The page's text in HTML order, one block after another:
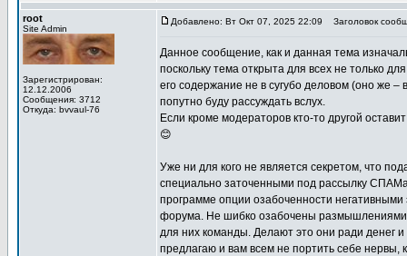
root
Site Admin
Зарегистрирован:
12.12.2006
Сообщения: 3712
Откуда: bvvaul-76
Добавлено: Вт Окт 07, 2025 22:09 Заголовок
Данное сообщение, как и данная тема
поскольку тема открыта для всех не только
его содержание не в сугубо деловом (оно же –
попутно буду рассуждать вслух.
Если кроме модераторов кто-то другой
😊
Уже ни для кого не является секретом, что
специально заточенными под рассылку
программе опции озабоченности
форума. Не шибко озабочены размышлениями
для них команды. Делают это они ради денег и
предлагаю и вам всем не портить себе нервы,